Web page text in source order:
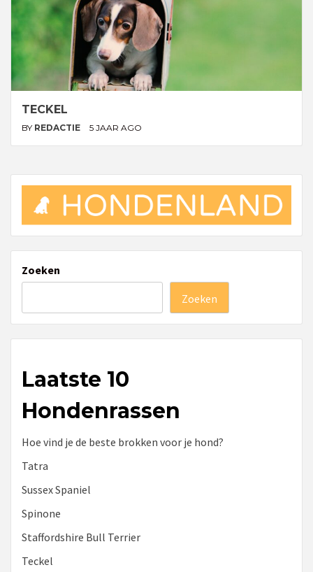
TECKEL
BY REDACTIE 5 JAAR AGO
Zoeken
Zoeken
Laatste 10
Hondenrassen
Hoe vind je de beste brokken voor je hond?
Tatra
Sussex Spaniel
Spinone
Staffordshire Bull Terrier
Teckel